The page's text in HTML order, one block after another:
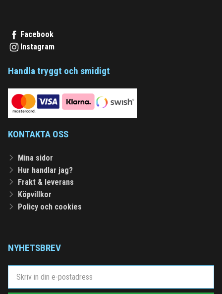
Facebook
Instagram
Handla tryggt och smidigt
KONTAKTA OSS
Mina sidor
Hur handlar jag?
Frakt & leverans
Köpvillkor
Policy och cookies
NYHETSBREV